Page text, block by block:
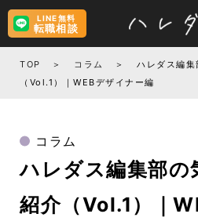
LINE無料
転職相談
TOP コラム
ハレダス編
（Vol.1）｜WEBデザイナー編
コラム
ハレダス編集部の
紹介（Vol.1）｜